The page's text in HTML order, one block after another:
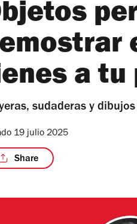
a tu
sudaderas y
19 julio 2025
Share